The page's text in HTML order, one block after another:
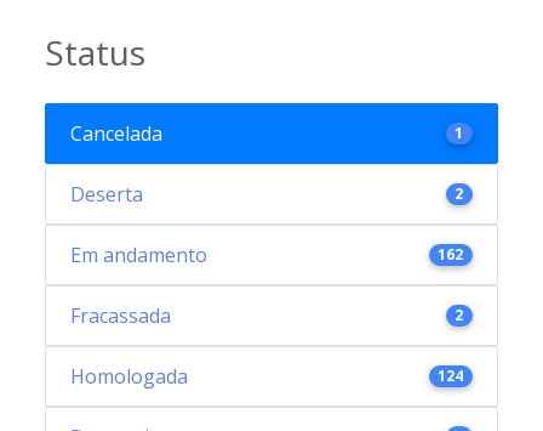
Status
Cancelada 1
Deserta 2
Em andamento 162
Fracassada 2
Homologada 124